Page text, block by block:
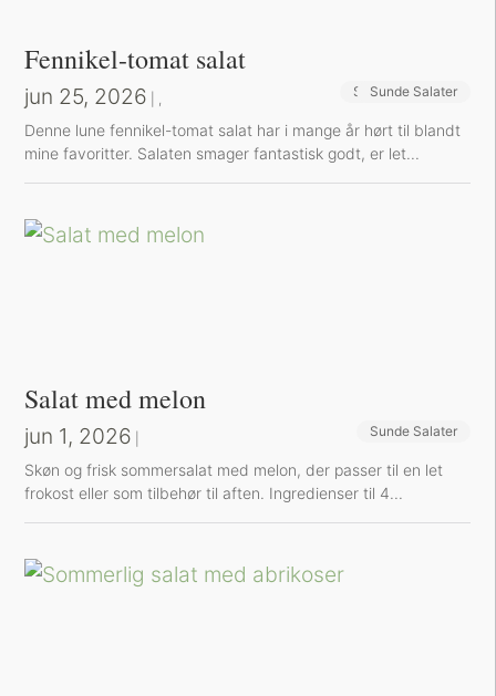
Fennikel-tomat salat
jun 25, 2026 Sunde Opskrifter
Sunde Salater
Denne lune fennikel-tomat salat har i mange år hørt til blandt
mine favoritter. Salaten smager fantastisk godt, er let...
Salat med melon
jun 1, 2026 Sunde Salater
Skøn og frisk sommersalat med melon, der passer til en let
frokost eller som tilbehør til aften. Ingredienser til 4...